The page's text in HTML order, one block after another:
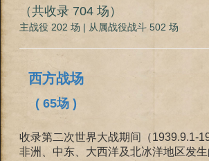
（共收录 704 场）
主战役 202 场 | 从属战役战斗 502 场
西方战场
( 65场 )
收录第二次世界大战期间（1939.9.1-
非洲、中东、大西洋及北冰洋地区发